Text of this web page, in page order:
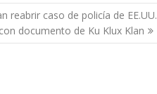
reabrir caso de policía de EE.UU.
con documento de Ku Klux Klan